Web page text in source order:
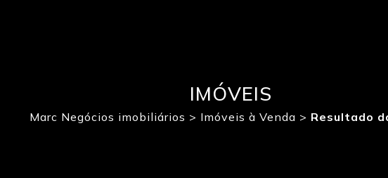
IMÓVEIS
Marc Negócios imobiliários > Imóveis à Venda > Resultado